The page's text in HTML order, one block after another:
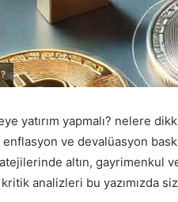
yatırım yapmalı? nelere
ve devalüasyon
altın, gayrimenkul
analizleri bu yazımızda